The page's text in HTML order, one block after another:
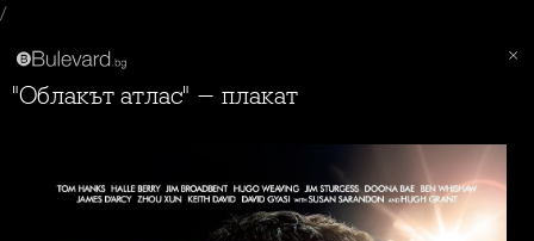
/
"Облакът атлас" - плакат